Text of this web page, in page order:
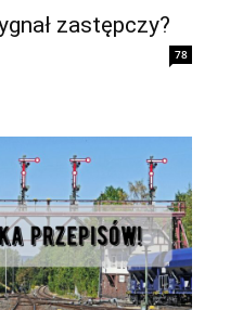
zastępczy?
78